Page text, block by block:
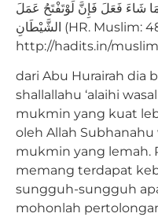
شَاءَ فَعَلَ فَإِنَّ لَوْتَفْتَحُ عَمَلَ
الشَّيْطَانِ (HR. Muslim: 4816) –
http://hadits.in/
dari Abu Hurairah dia
shallallahu ‘alaihi
mukmin yang kuat
oleh Allah Subhanahu
mukmin yang lemah.
memang terdapat
sungguh-sungguh
mohonlah